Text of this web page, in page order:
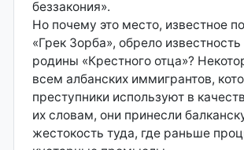
беззакония».
Но почему это место, известное
«Грек Зорба», обрело
родины «Крестного отца»?
всем албанских иммигрантов,
преступники используют в
их словам, они принесли
жестокость туда, где раньше